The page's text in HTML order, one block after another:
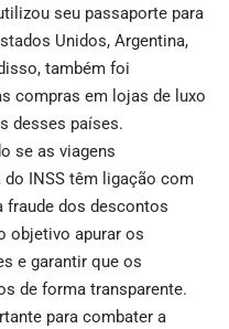
seu passaporte para
Unidos, Argentina,
também foi
compras em lojas de luxo
desses países.
se as viagens
INSS têm ligação com
fraude dos descontos
objetivo apurar os
e garantir que os
de forma transparente.
para combater a